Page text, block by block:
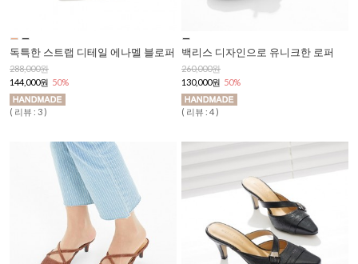
독특한 스트랩 디테일 에나멜 블로퍼
288,000원
144,000원 50%
( 리뷰 : 3 )
백리스 디자인으로 유니크한 로퍼
260,000원
130,000원 50%
( 리뷰 : 4 )